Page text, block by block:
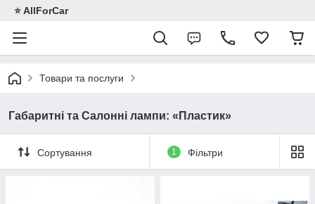
⭐️ AllForCar
Товари та послуги
Габаритні та Салонні лампи: «Пластик»
Сортування 1 Фільтри